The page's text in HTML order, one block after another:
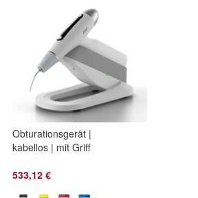
Obturationsgerät |
kabellos | mit Griff
533,12 €